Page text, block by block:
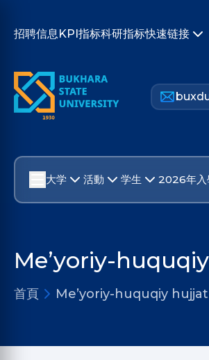
招聘信息KPI指标科研指标快速链接
大学 活動 学生 2026年入
Me’yoriy-
首頁 Me’yoriy-huquqiy